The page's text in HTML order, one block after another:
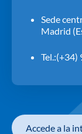
Sede
Madrid
Tel.:(+34)
Accede a la